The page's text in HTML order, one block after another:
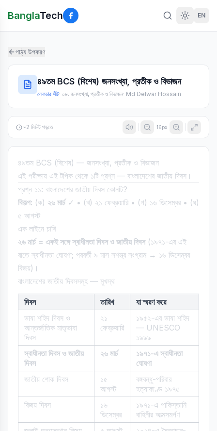
BanglaTech EN
পাঠ্য উপকরণ
৪৯তম BCS (বিশেষ) জনসংখ্যা, প্রতীক ও বিভাজন
লেকচার শীট· ০৮. জনসংখ্যা, প্রতীক ও বিভাজন· Md Delwar Hossain
~2 মিনিট পড়তে 16px
৪৯তম BCS (বিশেষ) — জনসংখ্যা, প্রতীক ও বিভাজন
এই পরীক্ষায় এই টপিক থেকে ১টি প্রশ্ন — বাংলাদেশের জাতীয় দিবস।
প্রশ্ন ১১: বাংলাদেশের জাতীয় দিবস কোনটি?
বিকল্প: (ক) ২৬ মার্চ✓ • (খ) ২১ ফেব্রুয়ারি • (গ) ১৬ ডিসেম্বর • (ঘ)
৫ আগস্ট
এক লাইনে চাবি
২৬ মার্চ = একই সঙ্গে স্বাধীনতা দিবস ও জাতীয় দিবস(১৯৭১-এর এই
রাতে স্বাধীনতা ঘোষণা; পরবর্তী ৯ মাস সশস্ত্র সংগ্রাম → ১৬ ডিসেম্বর
বিজয়)।
বাংলাদেশের জাতীয় দিবসসমূহ — মুখস্থ
দিবস তারিখ
যা স্মরণ করে
ভাষা শহিদ দিবস ও
আন্তর্জাতিক মাতৃভাষা
দিবস
২১
ফেব্রুয়ারি
১৯৫২-এর ভাষা শহিদ
— UNESCO
১৯৯৯
স্বাধীনতা দিবস ও জাতীয়
দিবস
২৬ মার্চ
১৯৭১-এ স্বাধীনতা
ঘোষণা
জাতীয় শোক দিবস
১৫
আগস্ট
বঙ্গবন্ধু-পরিবার
হত্যাকাণ্ড ১৯৭৫
বিজয় দিবস
১৬
ডিসেম্বর
১৯৭১-এ পাকিস্তানি
বাহিনীর আত্মসমর্পণ